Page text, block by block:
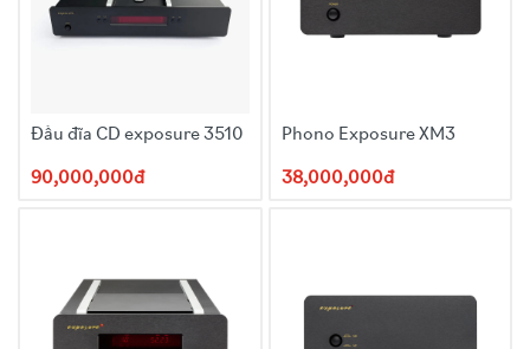
Đầu đĩa CD exposure 3510
90,000,000đ
Phono Exposure XM3
38,000,000đ